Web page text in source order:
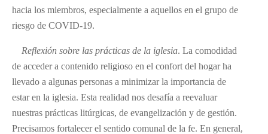
hacia los miembros, especialmente a aquellos en el grupo de
riesgo de COVID-19.
Reflexión sobre las prácticas de la iglesia. La comodidad
de acceder a contenido religioso en el confort del hogar ha
llevado a algunas personas a minimizar la importancia de
estar en la iglesia. Esta realidad nos desafía a reevaluar
nuestras prácticas litúrgicas, de evangelización y de gestión.
Precisamos fortalecer el sentido comunal de la fe. En general,